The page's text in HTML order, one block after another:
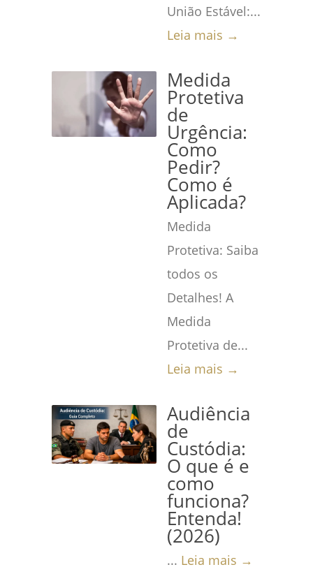
União Estável:...
Leia mais →
Medida
Protetiva
de
Urgência:
Como
Pedir?
Como é
Aplicada?
Medida
Protetiva: Saiba
todos os
Detalhes! A
Medida
Protetiva de...
Leia mais →
Audiência
de
Custódia:
O que é e
como
funciona?
Entenda!
(2026)
... Leia mais →